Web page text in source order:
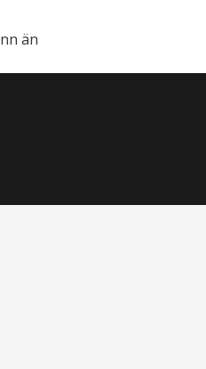
än